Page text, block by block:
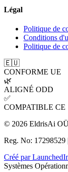
Légal
Politique de
Conditions
Politique de
🇪🇺
CONFORME UE
🌿
ALIGNÉ ODD
✅
COMPATIBLE CE
© 2026 EldrisAi
Reg. No: 17298529
Créé par
Systèmes